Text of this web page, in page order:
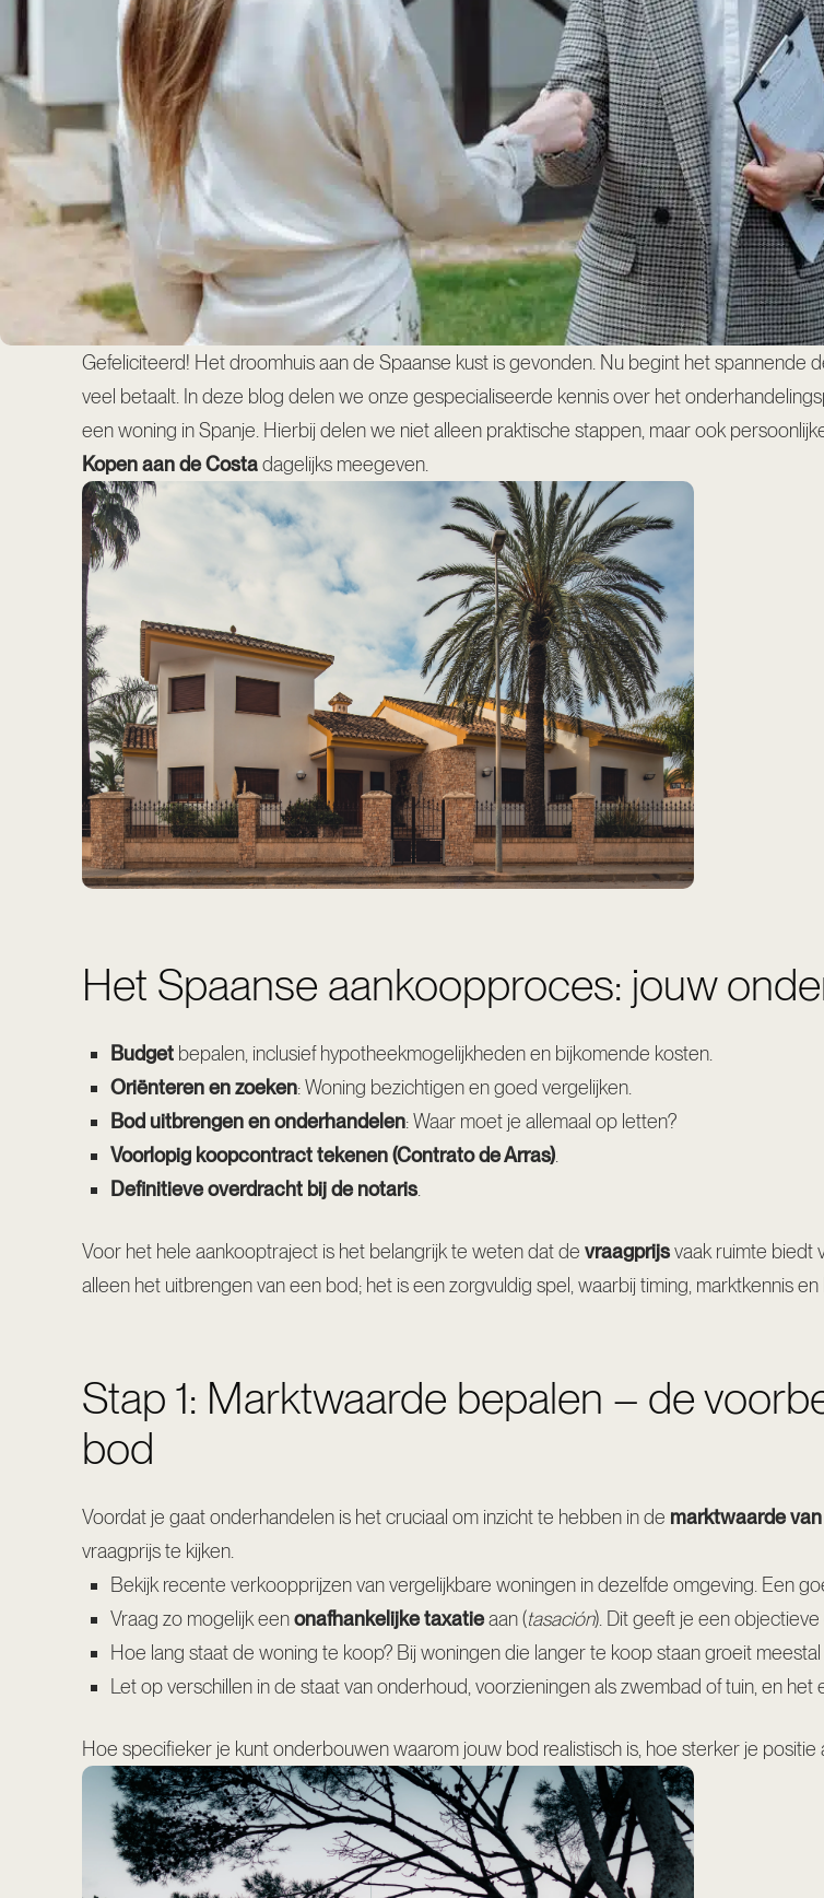
Gefeliciteerd! Het droomhuis aan de Spaanse kust is gevonden. Nu begint het spannende
veel betaalt. In deze blog delen we onze gespecialiseerde kennis over het
een woning in Spanje. Hierbij delen we niet alleen praktische stappen, maar ook
Kopen aan de Costadagelijks meegeven.
Het Spaanse aankoopproces: jouw
Budgetbepalen, inclusief hypotheekmogelijkheden en bijkomende kosten.
Oriënteren en zoeken: Woning bezichtigen en goed vergelijken.
Bod uitbrengen en onderhandelen: Waar moet je allemaal op letten?
Voorlopig koopcontract tekenen (Contrato de Arras).
Definitieve overdracht bij de notaris.
Voor het hele aankooptraject is het belangrijk te weten dat de vraagprijsvaak ruimte biedt
alleen het uitbrengen van een bod; het is een zorgvuldig spel, waarbij timing, marktkennis
Stap 1: Marktwaarde bepalen – de
bod
Voordat je gaat onderhandelen is het cruciaal om inzicht te hebben in de marktwaarde
vraagprijs te kijken.
Bekijk recente verkoopprijzen van vergelijkbare woningen in dezelfde omgeving. Een
Vraag zo mogelijk eenonafhankelijke taxatieaan (tasación). Dit geeft je een
Hoe lang staat de woning te koop? Bij woningen die langer te koop staan groeit
Let op verschillen in de staat van onderhoud, voorzieningen als zwembad of tuin, en
Hoe specifieker je kunt onderbouwen waarom jouw bod realistisch is, hoe sterker je positie